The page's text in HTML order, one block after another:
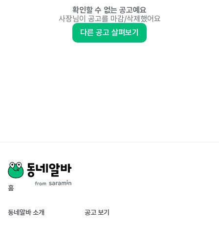
확인할 수 없는 공고예요
사장님이 공고를 마감/삭제했어요
다른 공고 살펴보기
홈
동네알바 소개 공고 보기